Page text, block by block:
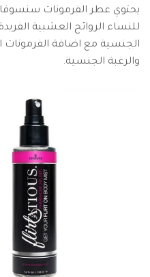
للنساء الروائح العشبية
الجنسية مع اضافة الفرمونات
والرغبة الجنسية.